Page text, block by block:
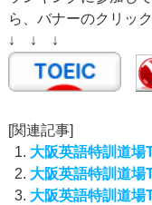
ら、バナーのクリッ
↓ ↓ ↓
[関連記事]
大阪英語特訓道
大阪英語特訓道
大阪英語特訓道